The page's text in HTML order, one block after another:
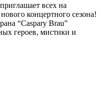
всех на
концертного сезона!
“Caspary Brau”
героев, мистики и